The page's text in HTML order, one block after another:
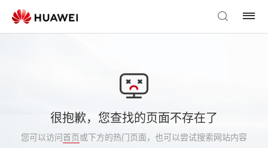
很抱歉，您查找的页面不存在了
您可以访问首页或下方的热门页面，也可以尝试搜索网站内容